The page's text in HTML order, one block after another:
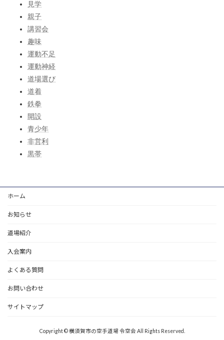
見学
親子
講習会
趣味
運動不足
運動神経
道場選び
道着
鉄拳
開設
青少年
非営利
黒帯
ホーム
お知らせ
道場紹介
入会案内
よくある質問
お問い合わせ
サイトマップ
Copyright © 横須賀市の空手道場 令空会 All Rights Reserved.